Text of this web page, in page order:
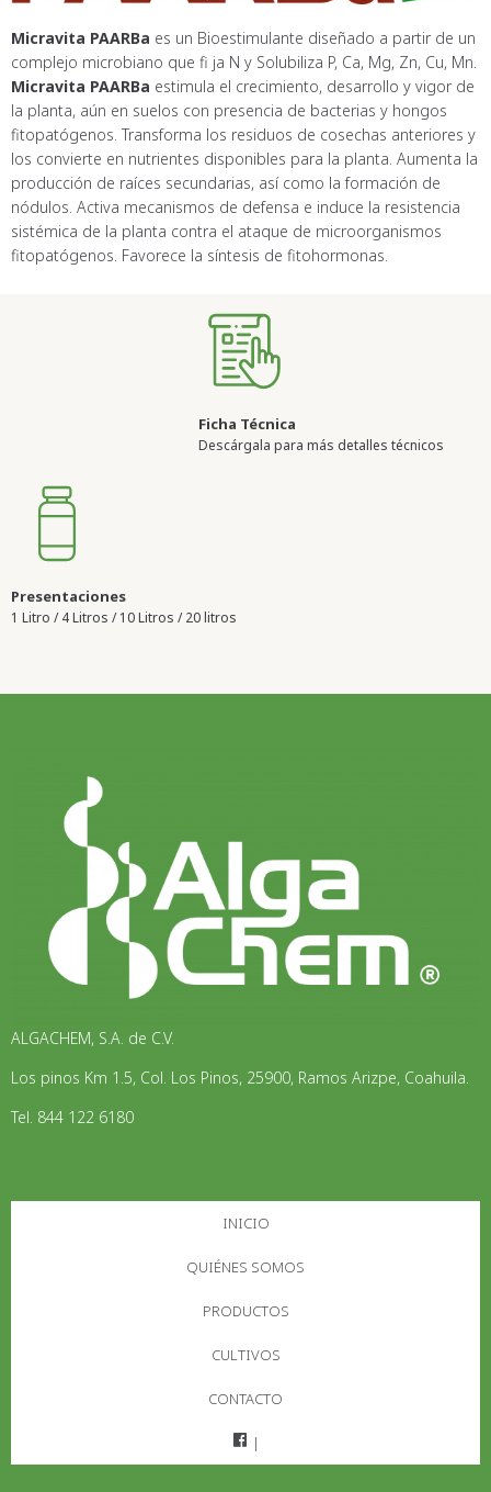
Micravita PAARBa es un Bioestimulante diseñado a partir de un
complejo microbiano que fi ja N y Solubiliza P, Ca, Mg, Zn, Cu, Mn.
Micravita PAARBa estimula el crecimiento, desarrollo y vigor de
la planta, aún en suelos con presencia de bacterias y hongos
fitopatógenos. Transforma los residuos de cosechas anteriores y
los convierte en nutrientes disponibles para la planta. Aumenta la
producción de raíces secundarias, así como la formación de
nódulos. Activa mecanismos de defensa e induce la resistencia
sistémica de la planta contra el ataque de microorganismos
fitopatógenos. Favorece la síntesis de fitohormonas.
Ficha Técnica
Descárgala para más detalles técnicos
Presentaciones
1 Litro / 4 Litros / 10 Litros / 20 litros​
ALGACHEM, S.A. de C.V.
Los pinos Km 1.5, Col. Los Pinos, 25900, Ramos Arizpe, Coahuila.
Tel. 844 122 6180
INICIO
QUIÉNES SOMOS
PRODUCTOS
CULTIVOS
CONTACTO
|